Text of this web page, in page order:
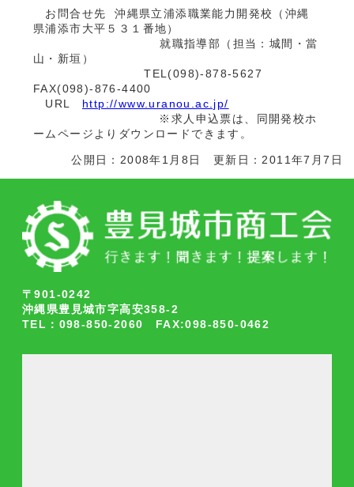
お問合せ先 沖縄県立浦添職業能力開発校（沖縄
県浦添市大平５３１番地）
就職指導部（担当：城間・當
山・新垣）
TEL(098)-878-5627
FAX(098)-876-4400
URL http://www.uranou.ac.jp/
※求人申込票は、同開発校ホ
ームページよりダウンロードできます。
公開日：2008年1月8日 更新日：2011年7月7日
〒901-0242
沖縄県豊見城市字高安358-2
TEL：098-850-2060 FAX:098-850-0462